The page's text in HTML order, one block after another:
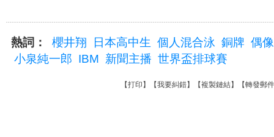
熱詞： 櫻井翔 日本高中生 個人混合泳 銅牌 偶
小泉純一郎 IBM 新聞主播 世界盃排球賽
【打印 】【我要糾錯】【複製鏈結】【轉發郵件